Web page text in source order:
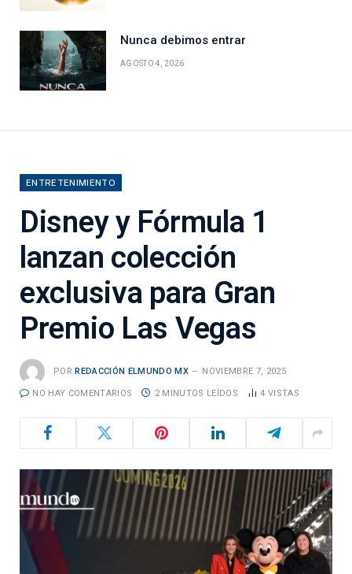
Nunca debimos entrar
AGOSTO 4, 2026
ENTRETENIMIENTO
Disney y Fórmula 1
lanzan colección
exclusiva para Gran
Premio Las Vegas
POR REDACCIÓN ELMUNDO MX NOVIEMBRE 7, 2025
NO HAY COMENTARIOS 2 MINUTOS LEÍDOS 4 VISTAS